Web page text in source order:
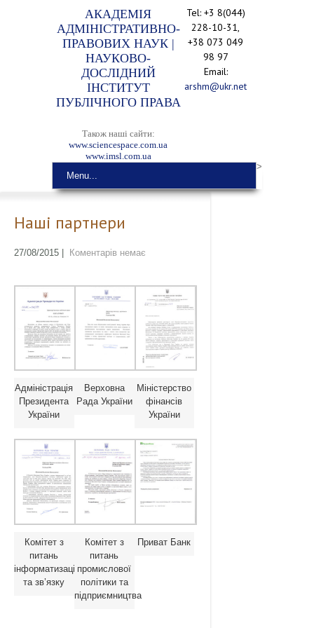
АКАДЕМІЯ
АДМІНІСТРАТИВНО-
ПРАВОВИХ НАУК |
НАУКОВО-
ДОСЛІДНИЙ
ІНСТИТУТ
ПУБЛІЧНОГО ПРАВА
Також наші сайти:
www.sciencespace.com.ua
www.imsl.com.ua
Tel: +3 8(044)
228-10-31,
+38 073 049
98 97
Email:
arshm@ukr.net
Menu...
>
Наші партнери
27/08/2015 Коментарів немає
Адміністрація
Президента
України
Верховна
Рада України
Міністерство
фінансів
України
Комітет з
питань
інформатизації
та зв’язку
Комітет з
питань
промислової
політики та
підприємництва
Приват Банк